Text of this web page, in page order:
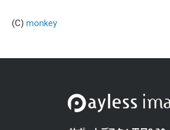
(C) monkey